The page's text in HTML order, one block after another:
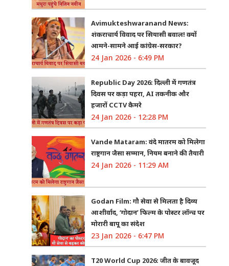
Avimukteshwaranand News:
शंकराचार्य विवाद पर सियासी बवाल! क्यों
आमने-सामने आई कांग्रेस-सरकार?
24 Jan 2026 - 6:49 PM
Republic Day 2026: दिल्ली में गणतंत्र
दिवस पर कड़ा पहरा, AI तकनीक और
हजारों CCTV कैमरे
24 Jan 2026 - 12:28 PM
Vande Mataram: वंदे मातरम को मिलेगा
राष्ट्रगान जैसा सम्मान, नियम बनाने की तैयारी
24 Jan 2026 - 11:29 AM
Godan Film: गौ सेवा से मिलता है दिव्य
आशीर्वाद, ‘गोदान’ फिल्म के पोस्टर लॉन्च पर
मोरारी बापू का संदेश
23 Jan 2026 - 6:47 PM
T20 World Cup 2026: जीत के बावजूद